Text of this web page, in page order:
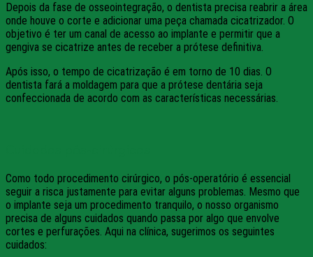
Depois da fase de osseointegração, o dentista precisa reabrir a área
onde houve o corte e adicionar uma peça chamada cicatrizador. O
objetivo é ter um canal de acesso ao implante e permitir que a
gengiva se cicatrize antes de receber a prótese definitiva.
Após isso, o tempo de cicatrização é em torno de 10 dias. O
dentista fará a moldagem para que a prótese dentária seja
confeccionada de acordo com as características necessárias.
Como todo procedimento cirúrgico, o pós-operatório é essencial
seguir a risca justamente para evitar alguns problemas. Mesmo que
o implante seja um procedimento tranquilo, o nosso organismo
precisa de alguns cuidados quando passa por algo que envolve
cortes e perfurações. Aqui na clínica, sugerimos os seguintes
cuidados: